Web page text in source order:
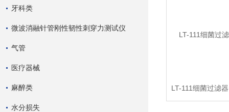
牙科类
微波消融针管刚性韧性刺穿力测试仪
气管
医疗器械
麻醉类
水分损失
LT-111细菌过滤
仪